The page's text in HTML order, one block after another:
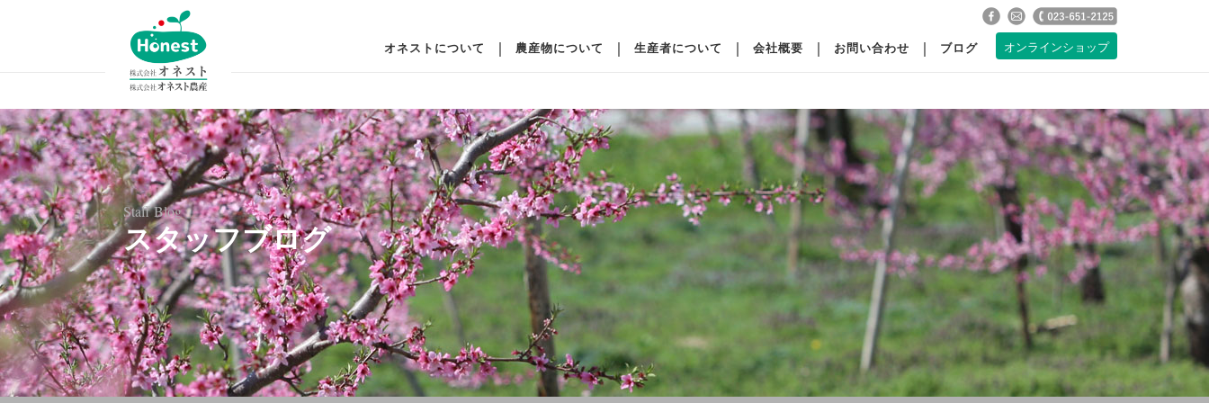
ツ
へ
ス
キ
ッ
プ
オネストについて 農産物について 生産者について 会社概要 お問い合わせ ブログ オンラインショップ
Staff Blog
スタッフブログ